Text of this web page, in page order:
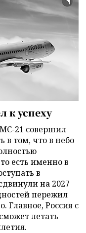
к успеху
21 совершил
в том, что в небо
есть именно в
в
на 2027
пережил
Главное, Россия с
летать